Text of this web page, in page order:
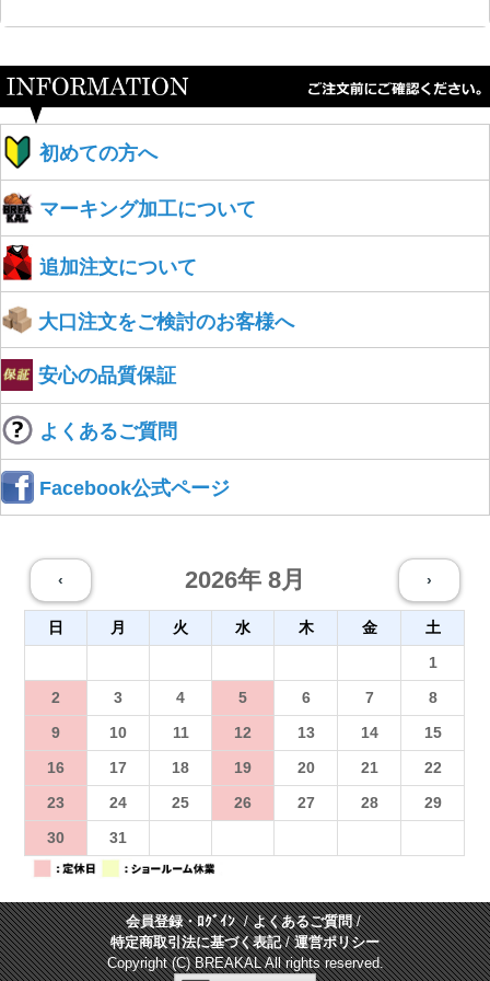
初めての方へ
マーキング加工について
追加注文について
大口注文をご検討のお客様へ
安心の品質保証
よくあるご質問
Facebook公式ページ
‹ 2026年 8月 ›
日 月 火 水 木 金
土
1
2
3 4 5 6 7
8
9
10 11 12 13 14
15
16
17 18 19 20 21
22
23
24 25 26 27 28
29
30
31
会員登録・ﾛｸﾞｲﾝ/よくあるご質問/
特定商取引法に基づく表記/運営ポリシー
Copyright (C) BREAKAL All rights reserved.